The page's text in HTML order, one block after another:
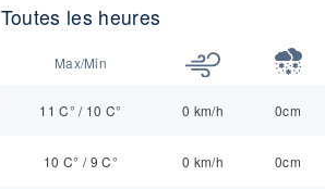
Toutes les heures
Max/Min
11 C° / 10 C° 0 km/h 0cm
10 C° / 9 C° 0 km/h 0cm